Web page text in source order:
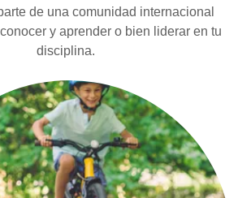
de una comunidad internacional
y aprender o bien liderar en tu
disciplina.